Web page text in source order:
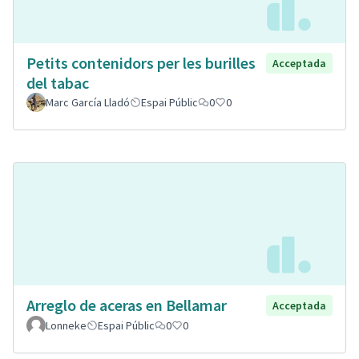
Petits contenidors per les burilles
del tabac
Acceptada
Marc García Lladó Espai Públic 0 0
Arreglo de aceras en Bellamar
Acceptada
Lonneke
Espai Públic 0 0